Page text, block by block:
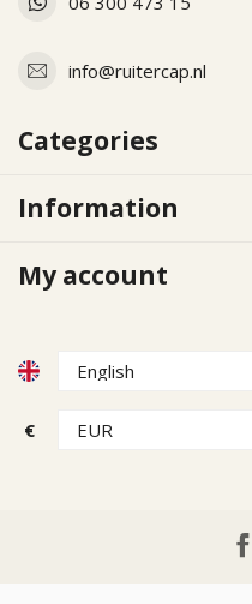
info@ruitercap.nl
Categories
Information
My account
€